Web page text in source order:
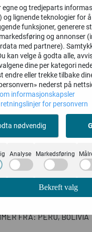
Legg i handlekurv
fra Sandnes Garn er et
de som ikke ønsker et
sette pinnetykkelser
fungerer som en
Følgetråd.
CA. 400 METER PR. 50
FRA: PERU, BOLIVIA
egne og tredjeparts
og lignende teknologier for
funksjoner, generere
og annonser
med partnere).
kan velge å godta alle,
dine per kategori
endre eller trekke tilbake
nederst på
informasjonskapsler
for personvern
nødvendig
Analyse Markedsføring
Bekreft valg